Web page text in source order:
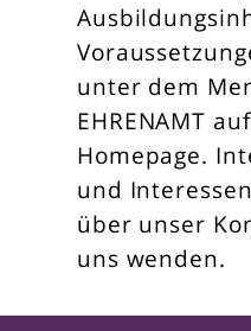
unter dem
EHRENAMT
Homepage.
und
über unser
uns wenden.